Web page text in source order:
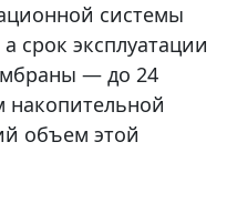
системы
срок эксплуатации
— до 24
объем этой